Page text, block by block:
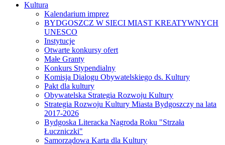
Kultura
Kalendarium imprez
BYDGOSZCZ W SIECI MIAST KREATYWNYCH
UNESCO
Instytucje
Otwarte konkursy ofert
Małe Granty
Konkurs Stypendialny
Komisja Dialogu Obywatelskiego ds. Kultury
Pakt dla kultury
Obywatelska Strategia Rozwoju Kultury
Strategia Rozwoju Kultury Miasta Bydgoszczy na lata
2017-2026
Bydgoska Literacka Nagroda Roku "Strzała
Łuczniczki"
Samorządowa Karta dla Kultury